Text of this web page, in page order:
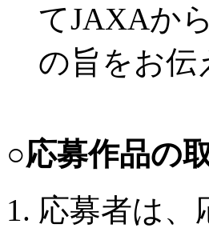
てJAXAか
の旨をお伝
○応募作品の
応募者は、